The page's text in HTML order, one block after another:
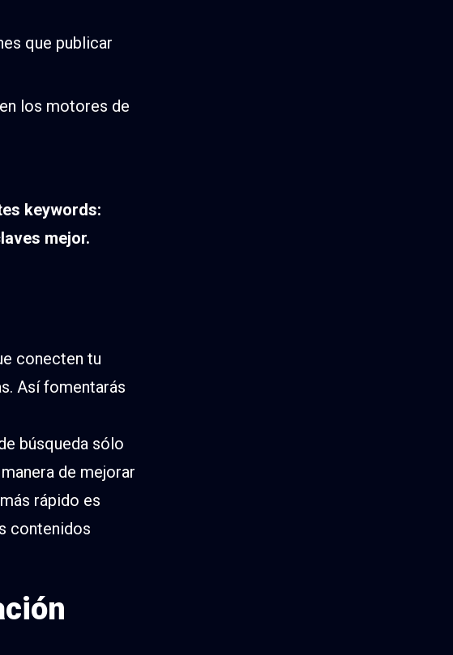
que publicar
los motores de
keywords:
mejor.
conecten tu
Así fomentarás
búsqueda sólo
de mejorar
rápido es
contenidos